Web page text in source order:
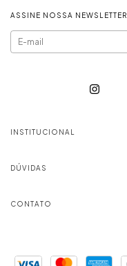
ASSINE NOSSA NEWSLETTER
INSTITUCIONAL
DÚVIDAS
CONTATO